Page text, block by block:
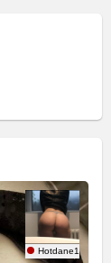
Hotdane123